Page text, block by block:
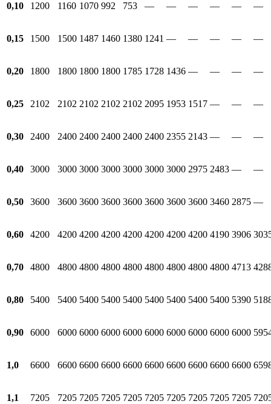
0,10 1200 1160 1070 992 753 — — — — — —
0,15 1500 1500 1487 1460 1380 1241 — — — — —
0,20 1800 1800 1800 1800 1785 1728 1436 — — — —
0,25 2102 2102 2102 2102 2102 2095 1953 1517 — — —
0,30 2400 2400 2400 2400 2400 2400 2355 2143 — — —
0,40 3000 3000 3000 3000 3000 3000 3000 2975 2483 — —
0,50 3600 3600 3600 3600 3600 3600 3600 3600 3460 2875 —
0,60 4200 4200 4200 4200 4200 4200 4200 4200 4190 3906
0,70 4800 4800 4800 4800 4800 4800 4800 4800 4800 4713
0,80 5400 5400 5400 5400 5400 5400 5400 5400 5400 5390
0,90 6000 6000 6000 6000 6000 6000 6000 6000 6000 6000
1,0 6600 6600 6600 6600 6600 6600 6600 6600 6600 6600
1,1 7205 7205 7205 7205 7205 7205 7205 7205 7205 7205